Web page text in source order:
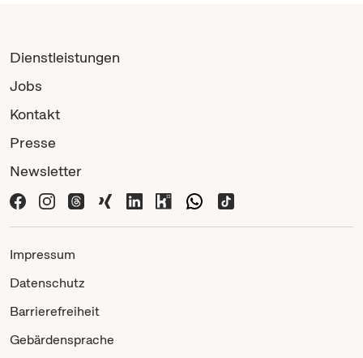
Dienstleistungen
Jobs
Kontakt
Presse
Newsletter
Impressum
Datenschutz
Barrierefreiheit
Gebärdensprache